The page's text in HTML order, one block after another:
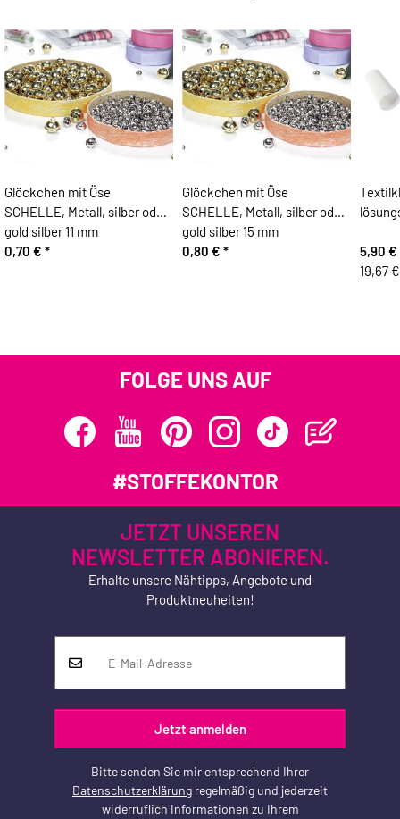
Glöckchen mit Öse
SCHELLE, Metall, silber oder
gold silber 11 mm
0,70 € *
Glöckchen mit Öse
SCHELLE, Metall, silber oder
gold silber 15 mm
0,80 € * 5,90 €
19,67
FOLGE UNS AUF
#STOFFEKONTOR
JETZT UNSEREN
NEWSLETTER ABONIEREN.
Erhalte unsere Nähtipps, Angebote und
Produktneuheiten!
Jetzt anmelden
Bitte senden Sie mir entsprechend Ihrer
Datenschutzerklärung regelmäßig und jederzeit
widerruflich Informationen zu Ihrem